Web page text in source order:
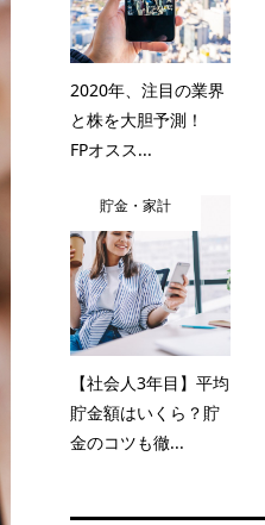
2020年、注目の業界
と株を大胆予測！
FPオスス...
貯金・家計
【社会人3年目】平均
貯金額はいくら？貯
金のコツも徹...